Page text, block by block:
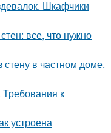
Шкафчики
все, что нужно
в частном доме.
Требования к
устроена